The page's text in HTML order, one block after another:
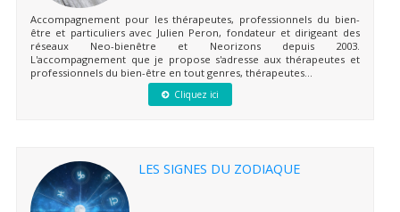
Accompagnement pour les thérapeutes, professionnels du bien-
être et particuliers avec Julien Peron, fondateur et dirigeant des
réseaux Neo-bienêtre et Neorizons depuis 2003.
L'accompagnement que je propose s'adresse aux thérapeutes et
professionnels du bien-être en tout genres, thérapeutes...
Cliquez ici
LES SIGNES DU ZODIAQUE